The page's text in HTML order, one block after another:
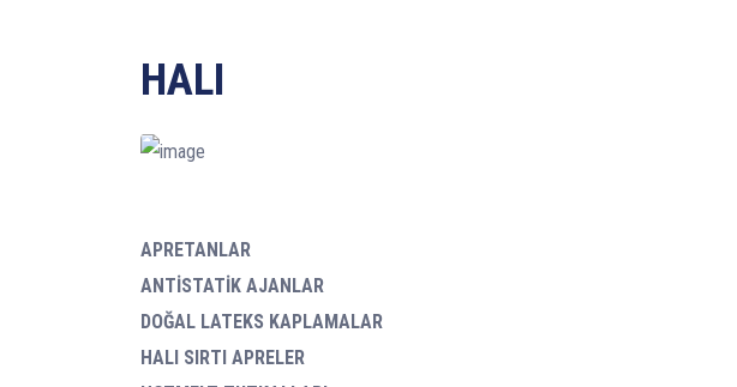
HALI
APRETANLAR
ANTİSTATİK AJANLAR
DOĞAL LATEKS KAPLAMALAR
HALI SIRTI APRELER